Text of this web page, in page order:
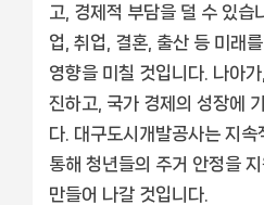
고, 경제적 부담을 덜 수 있습
업, 취업, 결혼, 출산 등 미래
영향을 미칠 것입니다. 나아
진하고, 국가 경제의 성장에
다. 대구도시개발공사는 지
통해 청년들의 주거 안정을
만들어 나갈 것입니다.